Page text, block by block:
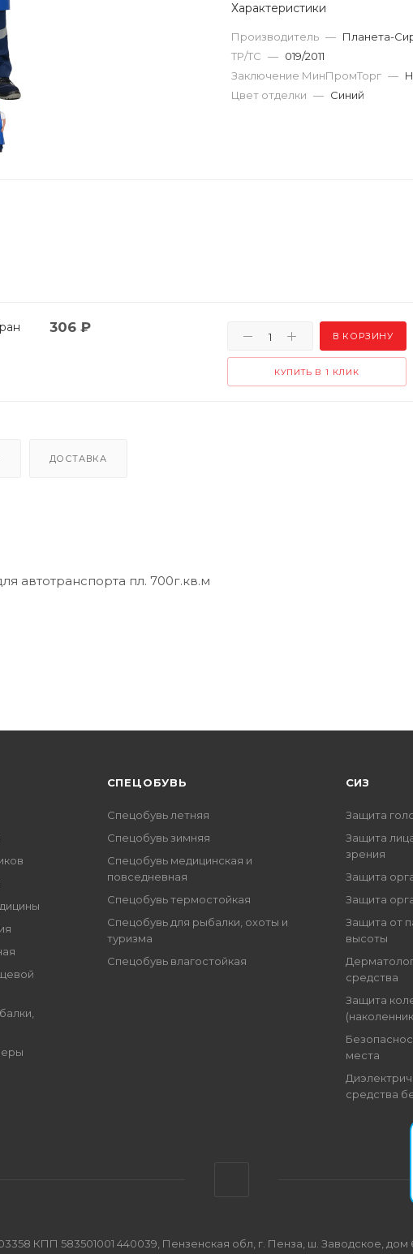
Характеристики
Производитель — Планета-
ТР/ТС — 019/2011
Заключение МинПромТорг —
Цвет отделки — Синий
306₽
В КОРЗИНУ
КУПИТЬ В 1 КЛИК
ДОСТАВКА
автотранспорта пл. 700г.кв.м
CПЕЦОБУВЬ
Спецобувь летняя
Спецобувь зимняя
Спецобувь медицинская и
повседневная
Спецобувь термостойкая
Спецобувь для рыбалки, охоты и
туризма
Спецобувь влагостойкая
СИЗ
Защита
Защита
зрения
Защита
Защита
Защита от
высоты
средства
Защита
места
средства
КПП 583501001 440039, Пензенская обл, г. Пенза, ш. Заводское, дом